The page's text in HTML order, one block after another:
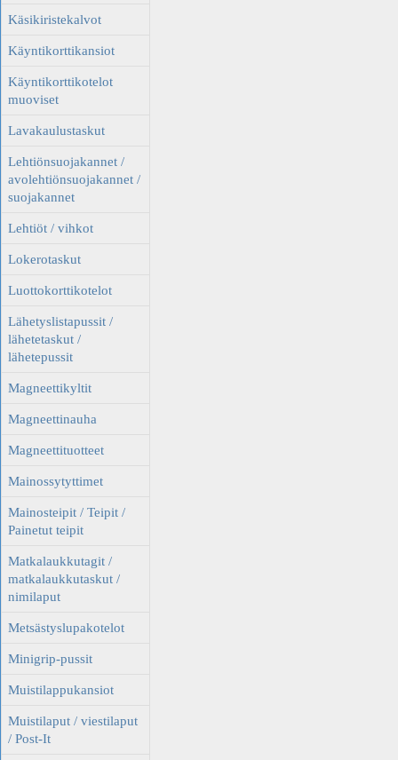
Käsikiristekalvot
Käyntikorttikansiot
Käyntikorttikotelot
muoviset
Lavakaulustaskut
Lehtiönsuojakannet /
avolehtiönsuojakannet /
suojakannet
Lehtiöt / vihkot
Lokerotaskut
Luottokorttikotelot
Lähetyslistapussit /
lähetetaskut /
lähetepussit
Magneettikyltit
Magneettinauha
Magneettituotteet
Mainossytyttimet
Mainosteipit / Teipit /
Painetut teipit
Matkalaukkutagit /
matkalaukkutaskut /
nimilaput
Metsästyslupakotelot
Minigrip-pussit
Muistilappukansiot
Muistilaput / viestilaput
/ Post-It